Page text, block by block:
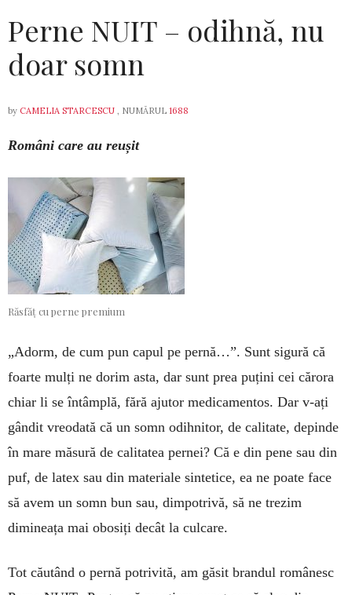
Perne NUIT – odihnă, nu
doar somn
by CAMELIA STARCESCU , NUMĂRUL 1688
Români care au reușit
Răsfăț cu perne premium
„Adorm, de cum pun capul pe pernă…”. Sunt sigură că
foarte mulți ne dorim asta, dar sunt prea puțini cei cărora
chiar li se întâmplă, fără ajutor medicamentos. Dar v-ați
gândit vreodată că un somn odihnitor, de calitate, depinde
în mare măsură de calitatea pernei? Că e din pene sau din
puf, de latex sau din materiale sintetice, ea ne poate face
să avem un somn bun sau, dimpotrivă, să ne trezim
dimineața mai obosiți decât la culcare.
Tot căutând o pernă potrivită, am găsit brandul românesc